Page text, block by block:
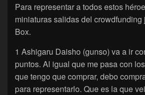
Para representar a todos estos
miniaturas salidas del
Box.
1 Ashigaru Daisho (gunso) va a ir
puntos. Al igual que me pasa con
que tengo que comprar, debo
para representarlo. Que es la que